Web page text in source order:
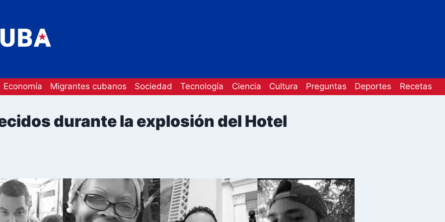
Economía Migrantes cubanos Sociedad Tecnología Ciencia Cultura Preguntas Deportes Recetas
durante la explosión del Hotel